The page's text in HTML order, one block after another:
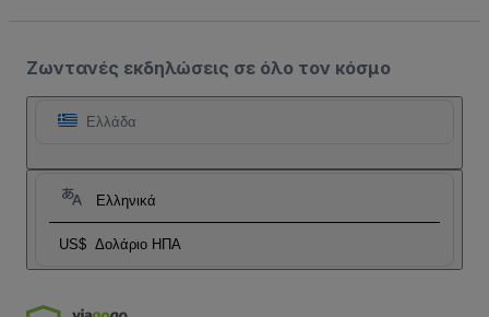
Ζωντανές εκδηλώσεις σε όλο τον κόσμο
Ελλάδα
Ελληνικά
US$ Δολάριο ΗΠΑ